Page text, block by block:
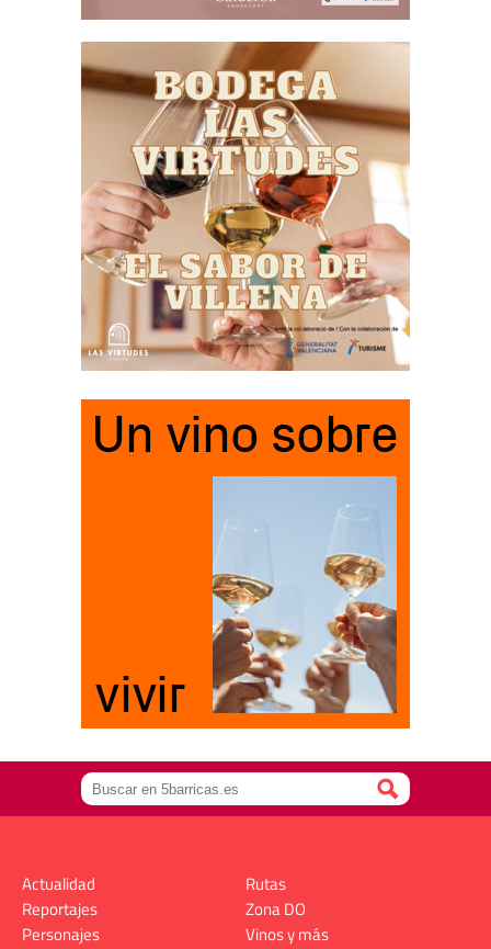
Actualidad
Reportajes
Personajes
Rutas
Zona DO
Vinos y más